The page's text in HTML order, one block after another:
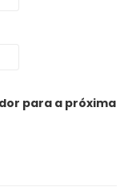
para a próxima